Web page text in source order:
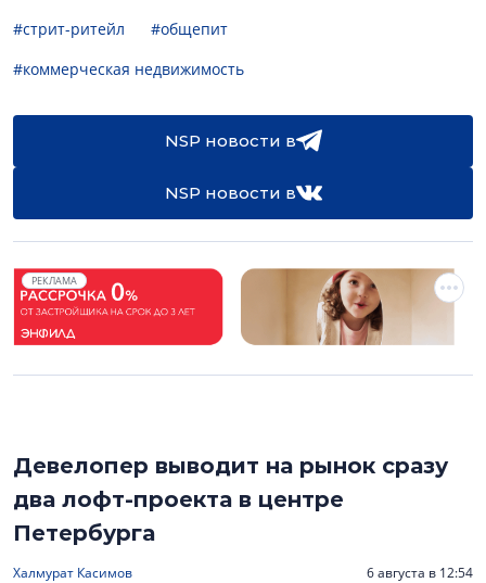
#стрит-ритейл
#общепит
#коммерческая недвижимость
NSP новости в
NSP новости в
РЕКЛАМА
Девелопер выводит на рынок сразу
два лофт-проекта в центре
Петербурга
Халмурат Касимов 6 августа в 12:54